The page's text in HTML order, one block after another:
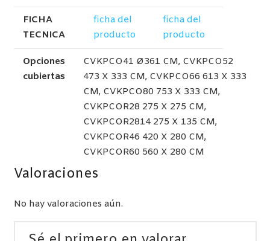
FICHA
TECNICA
ficha del
producto
ficha del
producto
Opciones
cubiertas
CVKPCO41 Ø361 CM, CVKPCO52
473 X 333 CM, CVKPCO66 613 X 333
CM, CVKPCO80 753 X 333 CM,
CVKPCOR28 275 X 275 CM,
CVKPCOR2814 275 X 135 CM,
CVKPCOR46 420 X 280 CM,
CVKPCOR60 560 X 280 CM
Valoraciones
No hay valoraciones aún.